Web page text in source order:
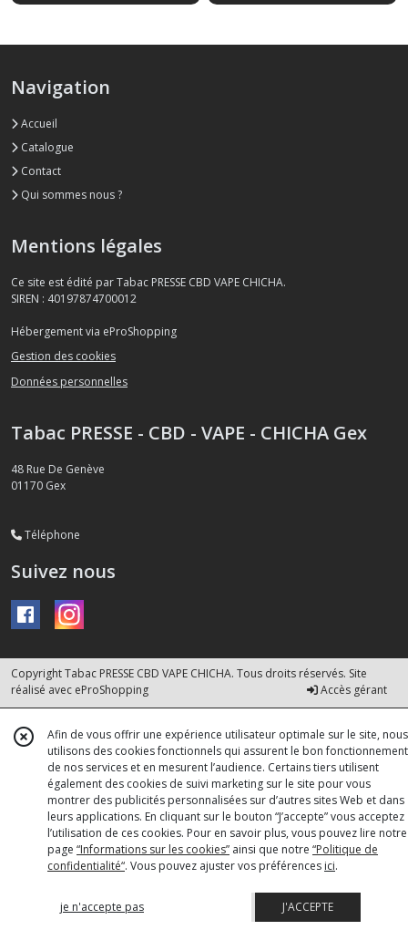
Navigation
Accueil
Catalogue
Contact
Qui sommes nous ?
Mentions légales
Ce site est édité par Tabac PRESSE CBD VAPE CHICHA.
SIREN : 40197874700012
Hébergement via eProShopping
Gestion des cookies
Données personnelles
Tabac PRESSE - CBD - VAPE - CHICHA Gex
48 Rue De Genève
01170 Gex
Téléphone
Suivez nous
Copyright Tabac PRESSE CBD VAPE CHICHA. Tous droits réservés. Site
réalisé avec eProShopping Accès gérant
Afin de vous offrir une expérience utilisateur optimale sur le site, nous
utilisons des cookies fonctionnels qui assurent le bon fonctionnement
de nos services et en mesurent l’audience. Certains tiers utilisent
également des cookies de suivi marketing sur le site pour vous
montrer des publicités personnalisées sur d’autres sites Web et dans
leurs applications. En cliquant sur le bouton “J’accepte” vous acceptez
l’utilisation de ces cookies. Pour en savoir plus, vous pouvez lire notre
page “Informations sur les cookies” ainsi que notre “Politique de
confidentialité“. Vous pouvez ajuster vos préférences ici.
je n'accepte pas J'ACCEPTE